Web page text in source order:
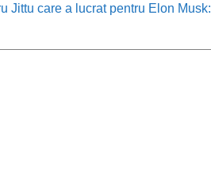
Jittu care a lucrat pentru Elon Musk: